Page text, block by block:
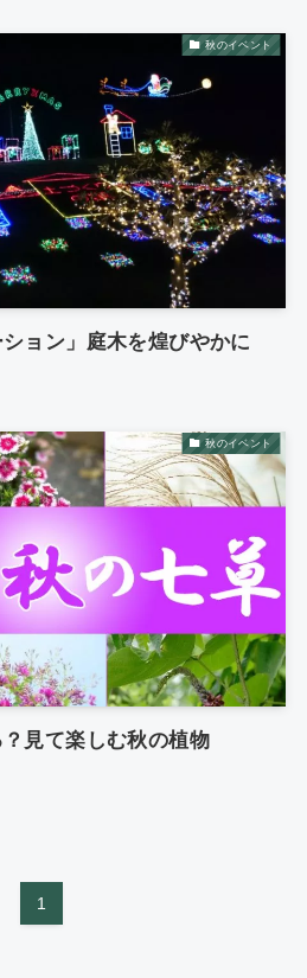
秋のイベント
ション」庭木を煌びやかに
秋のイベント
？見て楽しむ秋の植物
1